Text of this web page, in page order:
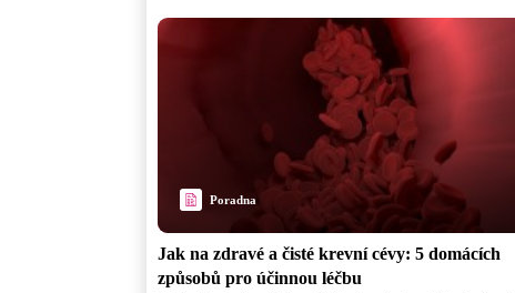
Poradna
Jak na zdravé a čisté krevní cévy: 5 domácích
způsobů pro účinnou léčbu